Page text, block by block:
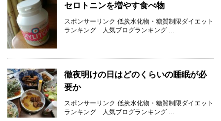
セロトニンを増やす食べ物
スポンサーリンク 低炭水化物・糖質制限ダイエット
ランキング 人気ブログランキング ...
徹夜明けの日はどのくらいの睡眠が必
要か
スポンサーリンク 低炭水化物・糖質制限ダイエット
ランキング 人気ブログランキング ...